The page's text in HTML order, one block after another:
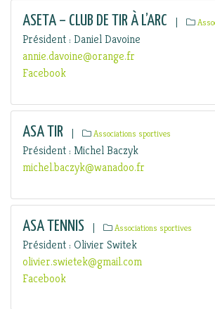
ASETA – CLUB DE TIR À L’ARC |
Président : Daniel Davoine
annie.davoine@orange.fr
Facebook
ASA TIR | Associations sportives
Président : Michel Baczyk
michel.baczyk@wanadoo.fr
ASA TENNIS | Associations sportives
Président : Olivier Switek
olivier.swietek@gmail.com
Facebook